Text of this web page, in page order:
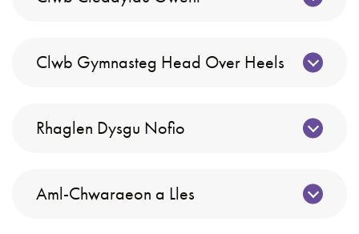
Clwb Gymnasteg Head Over Heels
Rhaglen Dysgu Nofio
Aml-Chwaraeon a Lles